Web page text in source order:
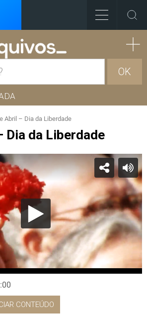
OK
Abril – Dia da Liberdade
Dia da Liberdade
CONTEÚDO